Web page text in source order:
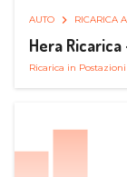
AUTO RICARICA
Hera
Ricarica in Postazioni